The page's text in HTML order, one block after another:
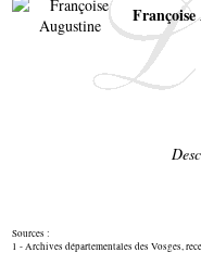
Sources :
1 - Archives départementales des Vosges,